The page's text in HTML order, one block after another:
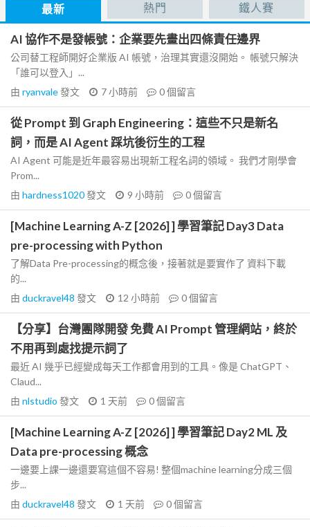
最新 熱門 鐵人賽
AI 協作不是發帳號：企業要先畫出四條責任邊界
公司替工程師開好企業版 AI 帳號，治理其實還沒開始。 帳號只解決
「誰可以登入」...
由 ryanvale發文 7 小時前 0個留言
從 Prompt 到 Graph Engineering：這些不只是新名
詞，而是 AI Agent 踩坑後衍生的工程
AI Agent 可能是近年最容易出現新工程名詞的領域。 我們才剛學會
Prom...
由 hardness1020發文 9 小時前 0個留言
[Machine Learning A-Z [2026] ] 學習筆記 Day3 Data
pre-processing with Python
了解Data Pre-processing的概念後，接著就是要實作了 資料下載
的...
由 duckravel48 發文 12 小時前 0個留言
【分享】台灣團隊開發 免費 AI Prompt 管理網站，終於
不用再到處找提示詞了
最近 AI 幾乎已經變成每天工作都會用到的工具。像是 ChatGPT、
Claud...
由 nlstudio 發文 1 天前 0個留言
[Machine Learning A-Z [2026] ] 學習筆記 Day2 ML 及
Data pre-processing 概念
一邊要上課一邊還要寫這個不容易! 整個machine learning分成三個
步...
由 duckravel48 發文 1 天前 0個留言